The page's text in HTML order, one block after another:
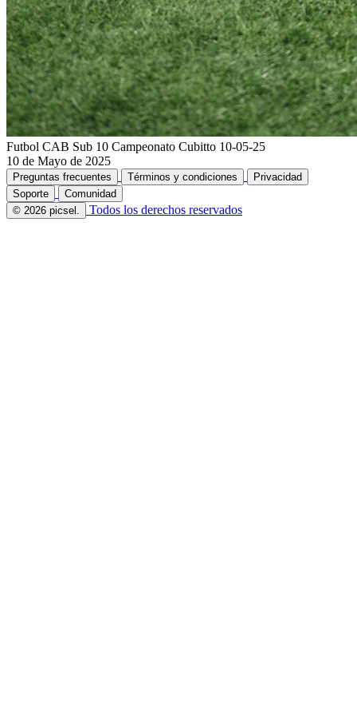
Futbol CAB Sub 10 Campeonato Cubitto 10-05-25
10 de Mayo de 2025
Preguntas frecuentes Términos y condiciones
Privacidad
Soporte
Comunidad
© 2026 picsel.
Todos los derechos reservados